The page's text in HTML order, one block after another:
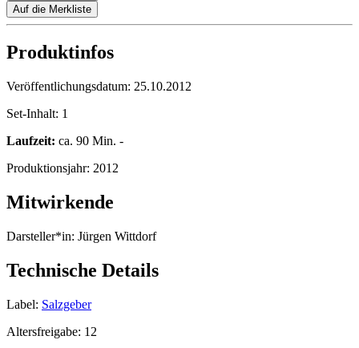
Auf die Merkliste
Produktinfos
Veröffentlichungsdatum: 25.10.2012
Set-Inhalt: 1
Laufzeit: ca. 90 Min. -
Produktionsjahr: 2012
Mitwirkende
Darsteller*in: Jürgen Wittdorf
Technische Details
Label: Salzgeber
Altersfreigabe: 12